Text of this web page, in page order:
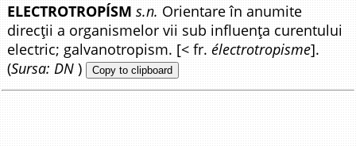
ELECTROTROPÍSM s.n. Orientare în anumite
direcții a organismelor vii sub influența curentului
electric; galvanotropism. [< fr.électrotropisme].
(Sursa: DN ) Copy to clipboard